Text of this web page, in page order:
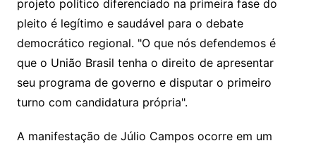
projeto político diferenciado na primeira fase do
pleito é legítimo e saudável para o debate
democrático regional. "O que nós defendemos é
que o União Brasil tenha o direito de apresentar
seu programa de governo e disputar o primeiro
turno com candidatura própria".
A manifestação de Júlio Campos ocorre em um